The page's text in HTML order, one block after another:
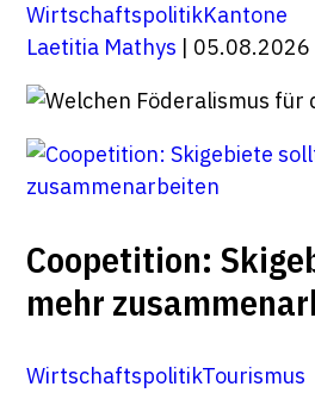
WirtschaftspolitikKantone
Laetitia Mathys | 05.08.2026
Coopetition:
mehr
WirtschaftspolitikTourismus